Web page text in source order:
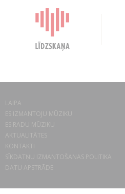
LAIPA
ES IZMANTOJU MŪZIKU
ES RADU MŪZIKU
AKTUALITĀTES
KONTAKTI
SĪKDATŅU IZMANTOŠANAS POLITIKA
DATU APSTRĀDE